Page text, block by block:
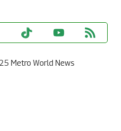
Metro World News